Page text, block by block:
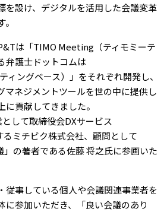
を設け、デジタルを活用した会議変革
は「TIMO Meeting（ティモミーテ
弁護士ドットコムは
ィングベース）」をそれぞれ開発し、
マネジメントツールを世の中に提供し
貢献してきました。
して取締役会DXサービス
ミチビク株式会社、顧問として
」の著者である佐藤 将之氏に参画いた
従事している個人や会議関連事業者を
に参加いただき、「良い会議のあり